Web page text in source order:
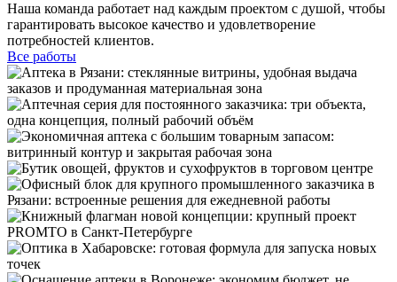
Наша команда работает над каждым проектом с душой, чтобы
гарантировать высокое качество и удовлетворение
потребностей клиентов.
Все работы